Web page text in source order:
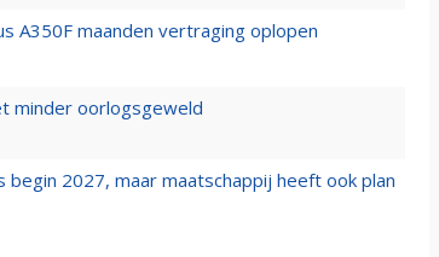
A350F maanden vertraging oplopen
minder oorlogsgeweld
2027, maar maatschappij heeft ook plan